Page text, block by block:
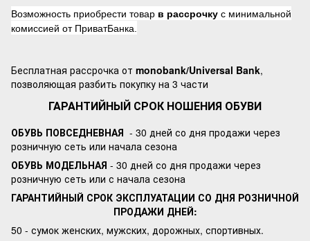
Возможность приобрести товар в рассрочку с минимальной
комиссией от ПриватБанка.
Бесплатная рассрочка от monobank/Universal Bank,
позволяющая разбить покупку на 3 части
ГАРАНТИЙНЫЙ СРОК НОШЕНИЯ ОБУВИ
ОБУВЬ ПОВСЕДНЕВНАЯ - 30 дней со дня продажи через
розничную сеть или начала сезона
ОБУВЬ МОДЕЛЬНАЯ - 30 дней со дня продажи через
розничную сеть или с начала сезона
ГАРАНТИЙНЫЙ СРОК ЭКСПЛУАТАЦИИ СО ДНЯ РОЗНИЧНОЙ
ПРОДАЖИ ДНЕЙ:
50 - сумок женских, мужских, дорожных, спортивных.